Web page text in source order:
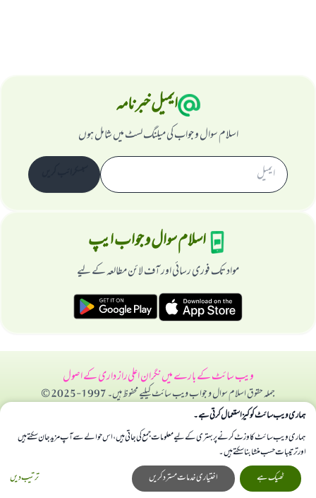
ایمیل خبرنامہ
اسلام سوال و جواب کی میلنگ لسٹ میں شامل ہوں
اسلام سوال و جواب ایپ
مواد تک فوری رسائی اور آف لائن مطالعہ کے لیے
ویب سائٹ کے بارے میںنگران اعلیراز داری کے اصول
جملہ حقوق اسلام سوال و جواب ویب سائٹ کیلیے محفوظ ہیں۔ 1997-2025 ©
ہماری ویب سائٹ کوکیز استعمال کرتی ہے۔
ہماری ویب سائٹ کا وزٹ کرنے پر بہتری کے لیے معلومات جمع کی جاتی ہیں، اس حوالے سے آپ مزید جان سکتے ہیں
اور ترتیبات حسب منشا بنا سکتے ہیں۔
ترتیب دیں
اختیاری خدمات مسترد کریں ٹھیک ہے